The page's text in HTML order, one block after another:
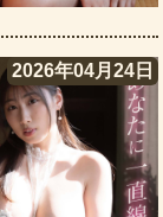
2026年04月24日